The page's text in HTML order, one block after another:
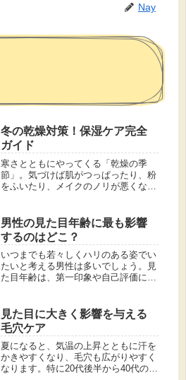
Nay
冬の乾燥対策！保湿ケア完全
ガイド
寒さとともにやってくる「乾燥の季
節」。気づけば肌がつっぱったり、粉
をふいたり、メイクのノリが悪くなっ
め、いつも以上に保湿ケアが重要で
す。この記事では、冬の乾燥を徹底的
に防ぐ...
男性の見た目年齢に最も影響
するのはどこ？
いつまでも若々しくハリのある姿でい
たいと考える男性は多いでしょう。見
た目年齢は、第一印象や自己評価に大
さは信頼感やエネルギッシュなイメー
ジを醸成します。 今回は、男性の見
た...
見た目に大きく影響を与える
毛穴ケア
夏になると、気温の上昇とともに汗を
かきやすくなり、毛穴も広がりやすく
なります。特に20代後半から40代の女